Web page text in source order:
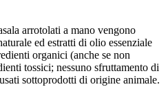
arrotolati a mano vengono
ed estratti di olio essenziale
organici (anche se non
tossici; nessuno sfruttamento di
sottoprodotti di origine animale.